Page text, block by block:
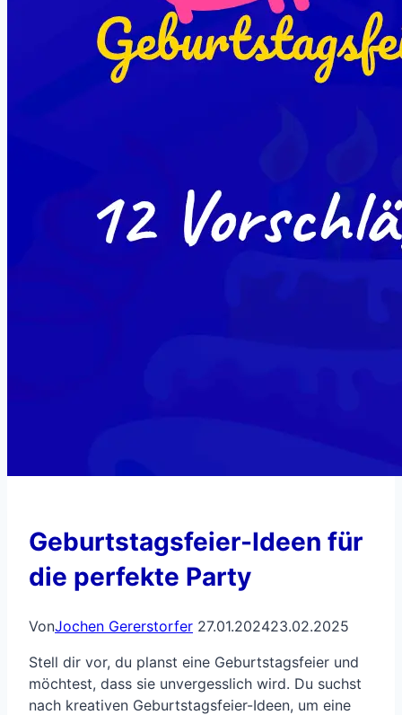
Geburtstagsfeier-Ideen für
die perfekte Party
VonJochen Gererstorfer 27.01.202423.02.2025
Stell dir vor, du planst eine Geburtstagsfeier und
möchtest, dass sie unvergesslich wird. Du suchst
nach kreativen Geburtstagsfeier-Ideen, um eine